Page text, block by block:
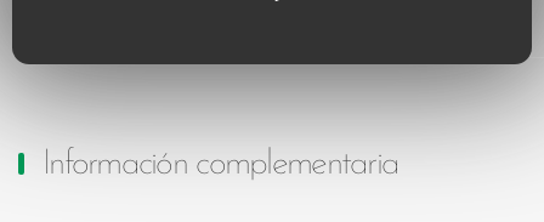
Información complementaria